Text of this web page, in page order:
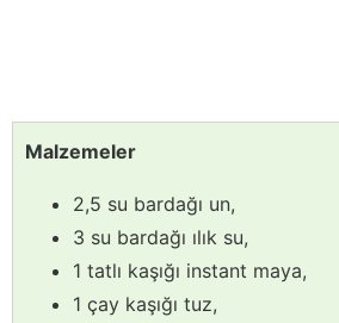
Malzemeler
2,5 su bardağı un,
3 su bardağı ılık su,
1 tatlı kaşığı instant maya,
1 çay kaşığı tuz,